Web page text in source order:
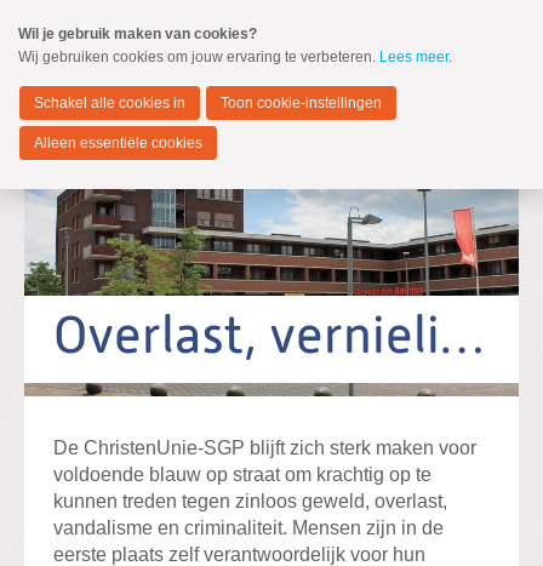
naar
Spring
de
inhoud
Spring
naar
hoofdmenu
Zwijndrecht
MENU
Standpunten
Verkiezingsprogramma 2026-2030
Zoeken
Overlast, vernieling en criminaliteit
De ChristenUnie-SGP blijft zich sterk maken voor
voldoende blauw op straat om krachtig op te
kunnen treden tegen zinloos geweld, overlast,
vandalisme en criminaliteit. Mensen zijn in de
eerste plaats zelf verantwoordelijk voor hun
Wil je gebruik maken van cookies?
Wij gebruiken cookies om jouw ervaring te verbeteren. Lees meer.
Schakel alle cookies in Toon cookie-instellingen
Alleen essentiële cookies